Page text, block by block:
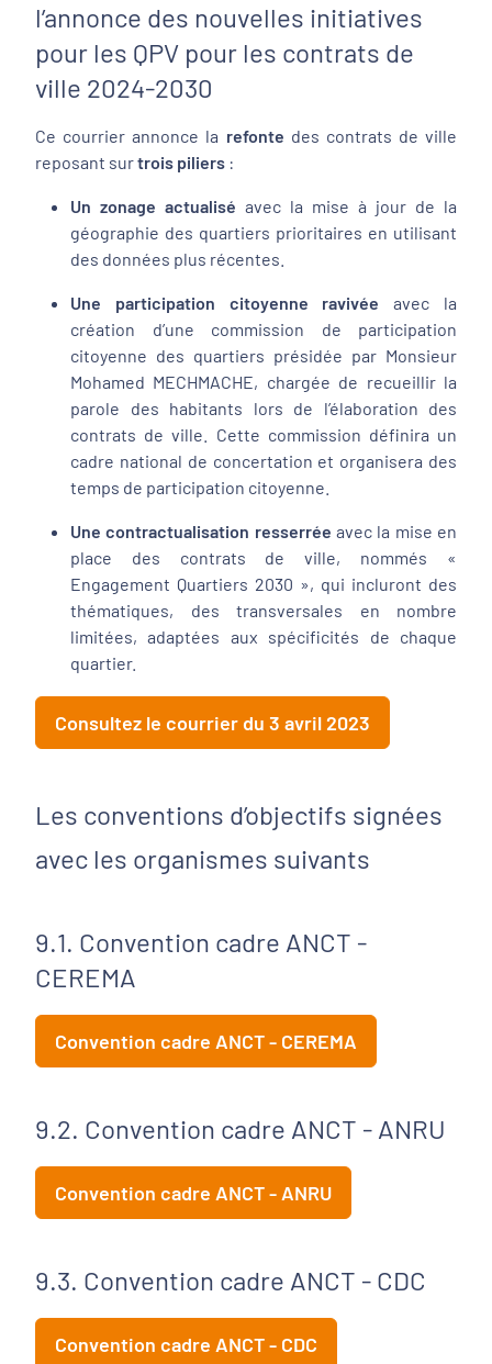
l’annonce des nouvelles initiatives
pour les QPV pour les contrats de
ville 2024-2030
Ce courrier annonce la refonte des contrats de ville
reposant surtrois piliers :
Un zonage actualisé avec la mise à jour de la
géographie des quartiers prioritaires en utilisant
des données plus récentes.
Une participation citoyenne ravivée avec la
création d’une commission de participation
citoyenne des quartiers présidée par Monsieur
Mohamed MECHMACHE, chargée de recueillir la
parole des habitants lors de l’élaboration des
contrats de ville. Cette commission définira un
cadre national de concertation et organisera des
temps de participation citoyenne.
Une contractualisation resserrée avec la mise en
place des contrats de ville, nommés «
Engagement Quartiers 2030 », qui incluront des
thématiques, des transversales en nombre
limitées, adaptées aux spécificités de chaque
quartier.
Consultez le courrier du 3 avril 2023
Les conventions d’objectifs signées
avec les organismes suivants
9.1. Convention cadre ANCT -
CEREMA
Convention cadre ANCT - CEREMA
9.2. Convention cadre ANCT - ANRU
Convention cadre ANCT - ANRU
9.3. Convention cadre ANCT - CDC
Convention cadre ANCT - CDC